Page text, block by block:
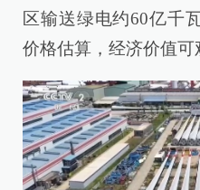
区输送绿电约60亿千
价格估算，经济价值可